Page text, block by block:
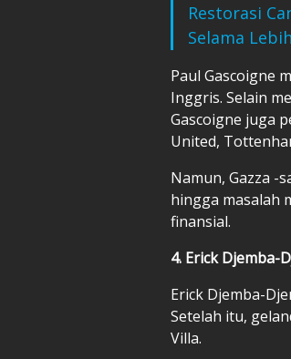
Restorasi
Selama
Paul Gascoigne
Inggris. Selain
Gascoigne juga
United,
Namun, Gazza -
hingga masalah
finansial.
4. Erick Djemba-
Erick Djemba-
Setelah itu,
Villa.